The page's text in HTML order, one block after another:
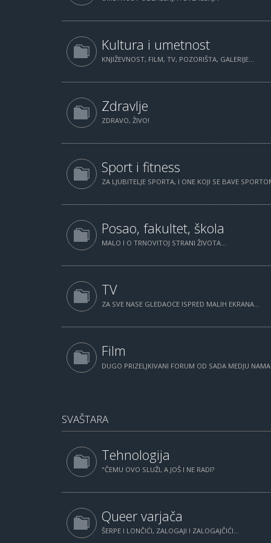
Kultura i umetnost
KNJIŽEVNOST, FILM, TV, POZORIŠTA, GALERIJE...
Zdravlje
ZDRAVO, ŽIVO!
Sport i fitness
ZA LJUBITELJE SPORTA, I ONE KOJI SE BAVE
Posao, fakultet, škola
MALO I O TRNOVITOJ STRANI ŽIVOTA...
TV
ZA SVE NASE GLEDAOCE ISPRED MALIH EKRANA...
Film
DUGO PRIZELJKIVANI FORUM OD SADA MEDJU
SVAŠTARA
Tehnologija
"ČEMU OVO SLUŽI, A JOŠ I NE RADI?
Queer varjača
ŠERPE I LONČIĆI, ZALOGAJI I ZALOGAJČIĆI...